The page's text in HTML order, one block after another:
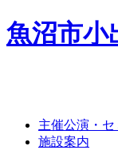
魚沼市小
主催公演・セ
施設案内